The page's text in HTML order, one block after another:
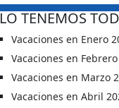
LO TENEMOS
Vacaciones en Enero
Vacaciones en
Vacaciones en Marzo
Vacaciones en Abril